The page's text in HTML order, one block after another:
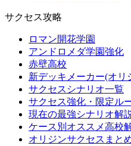
サクセス攻略
ロマン開花学園
アンドロメダ学園強化
赤壁高校
新デッキメーカー(オリ
サクセスシナリオ一覧
サクセス強化・限定ル
現在の最強シナリオ解
ケース別オススメ高校
オリジンサクセスまと